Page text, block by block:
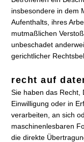
insbesondere in dem
Aufenthalts, ihres
mutmaßlichen
unbeschadet
gerichtlicher
recht auf
Sie haben das Recht,
Einwilligung oder in
verarbeiten, an sich
maschinenlesbaren
die direkte